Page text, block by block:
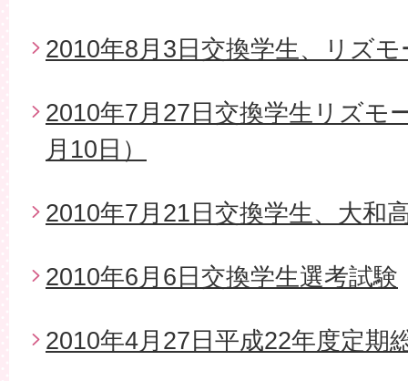
2010年8月3日交換学生、リズ
2010年7月27日交換学生リズモ
月10日）
2010年7月21日交換学生、大和
2010年6月6日交換学生選考試験
2010年4月27日平成22年度定期